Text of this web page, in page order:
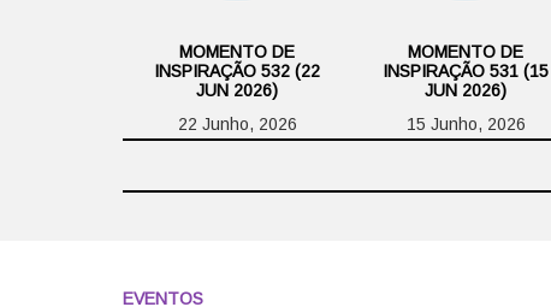
MOMENTO DE
INSPIRAÇÃO 532 (22
JUN 2026)
22 Junho, 2026
MOMENTO DE
INSPIRAÇÃO 531 (15
JUN 2026)
15 Junho, 2026
EVENTOS